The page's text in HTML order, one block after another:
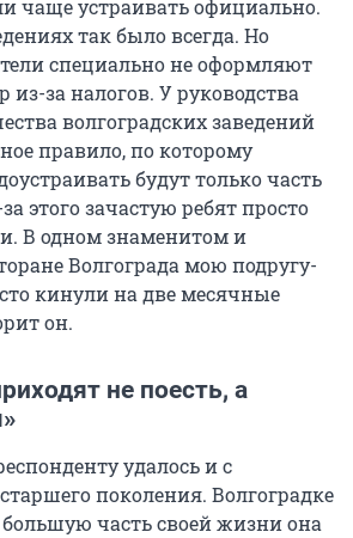
чаще устраивать официально.
так было всегда. Но
специально не оформляют
из-за налогов. У руководства
волгоградских заведений
правило, по которому
будут только часть
этого зачастую ребят просто
В одном знаменитом и
Волгограда мою подругу-
кинули на две месячные
он.
не поесть, а
удалось и с
поколения. Волгоградке
часть своей жизни она